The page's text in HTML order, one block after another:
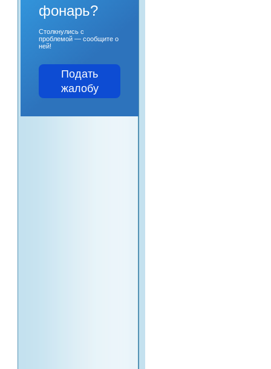
фонарь?
Столкнулись с
проблемой — сообщите о
ней!
Подать
жалобу